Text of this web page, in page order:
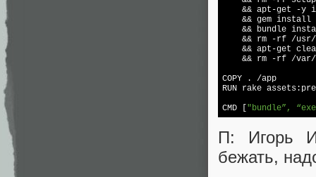
&& apt-get -y
&& gem
&& bundle
    && rm -rf /usr/
&& apt-get
&& rm -rf /
COPY . /app
RUN rake
CMD [ "bundle”,
П: Игорь
бежать,